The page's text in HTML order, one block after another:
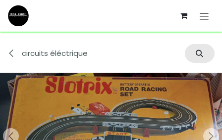
Se rendre au contenu
circuits éléctrique